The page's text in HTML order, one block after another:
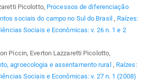
Picolotto, Processos de diferenciação
sociais do campo no Sul do Brasil , Raízes:
Sociais e Econômicas: v. 26 n. 1 e 2
Piccin, Everton Lazzaretti Picolotto,
agroecologia e assentamento rural , Raízes:
Sociais e Econômicas: v. 27 n. 1 (2008)